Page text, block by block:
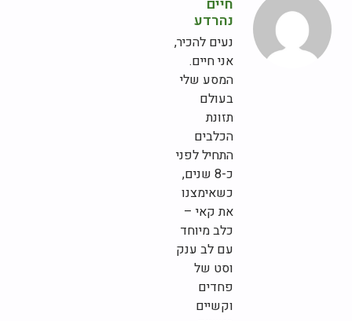
חיים
נהרדע
נעים להכיר,
אני חיים.
המסע שלי
בעולם
תזונת
הכלבים
התחיל לפני
כ-8 שנים,
כשאימצנו
את קאי –
כלב מיוחד
עם לב ענק
וסט של
פחדים
וקשיים